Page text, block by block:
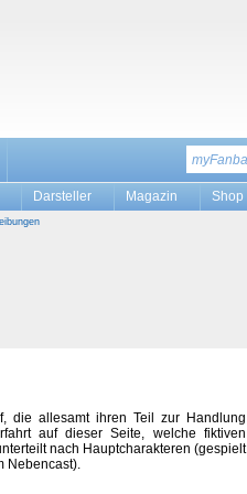
Darsteller Magazin Shop
die allesamt ihren Teil zur Handlung
auf dieser Seite, welche fiktiven
nach Hauptcharakteren (gespielt
Nebencast).